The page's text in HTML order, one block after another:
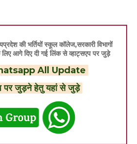
की भर्तियों स्कूल कॉलेज,सरकारी विभागों
लिए आगे दिए दी गई लिंक से व्हाट्सएप पर जुड़े
All Update
पर जुड़ने हेतु यहां से जुड़े